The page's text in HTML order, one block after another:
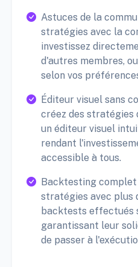
Astuces de la
stratégies avec la
investissez
d'autres membres,
selon vos
Éditeur visuel sans
créez des stratégies
un éditeur visuel
rendant
accessible à tous.
Backtesting complet
stratégies avec plus
backtests effectués
garantissant leur
de passer à